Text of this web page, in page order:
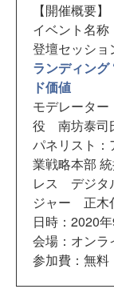
【開催概要】
イベント名
登壇セッショ
ランディン
ド価値
モデレータ
役 南坊泰司
パネリスト
業戦略本部
レス デジタ
ジャー 正木
日時：2020
会場：オンラ
参加費：無料